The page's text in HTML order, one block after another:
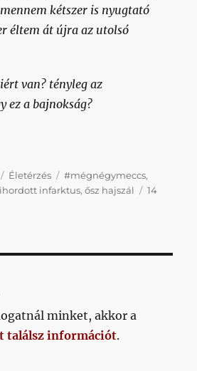
kétszer is nyugtató
éltem át újra az utolsó
van? tényleg az
ez a bajnokság?
jelentem, mintha elmúlt
Kategória
Életérzés Címke
#mégnégymeccs,
infarktus,ősz hajszál
14
minket, akkor a
találsz információt.